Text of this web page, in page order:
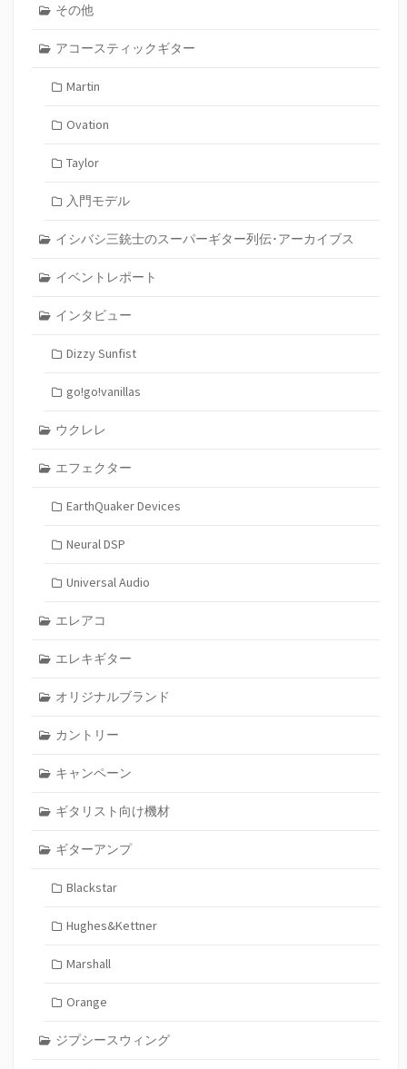
その他
アコースティックギター
Martin
Ovation
Taylor
入門モデル
イシバシ三銃士のスーパーギター列伝･アーカイブス
イベントレポート
インタビュー
Dizzy Sunfist
go!go!vanillas
ウクレレ
エフェクター
EarthQuaker Devices
Neural DSP
Universal Audio
エレアコ
エレキギター
オリジナルブランド
カントリー
キャンペーン
ギタリスト向け機材
ギターアンプ
Blackstar
Hughes&Kettner
Marshall
Orange
ジプシースウィング